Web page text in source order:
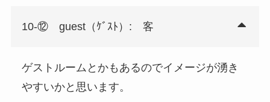
10-⑫ guest（ｹﾞｽﾄ）: 客
ゲストルームとかもあるのでイメージが湧き
やすいかと思います。